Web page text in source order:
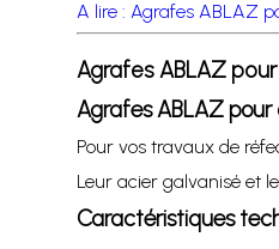
A lire : Agrafes ABLAZ
Agrafes ABLAZ
Agrafes ABLAZ pour
Pour vos travaux de
Leur acier galvanisé et
Caractéristiques